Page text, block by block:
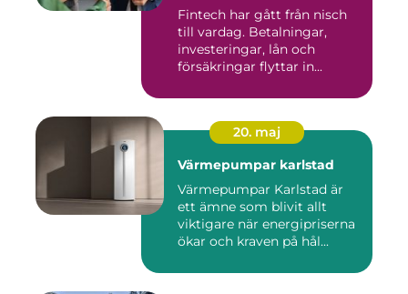
Fintech har gått från nisch
till vardag. Betalningar,
investeringar, lån och
försäkringar flyttar in...
20. maj
Värmepumpar karlstad
Värmepumpar Karlstad är
ett ämne som blivit allt
viktigare när energipriserna
ökar och kraven på hål...